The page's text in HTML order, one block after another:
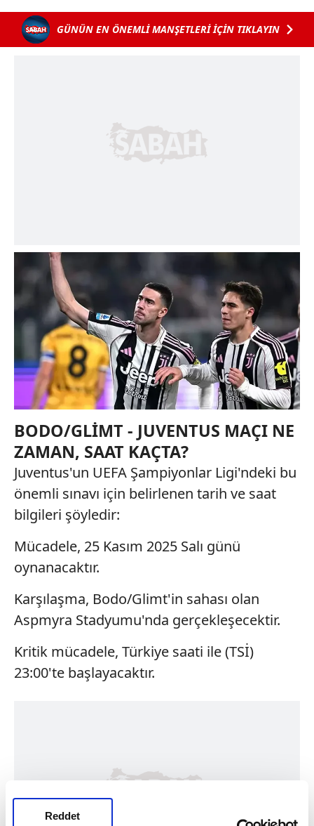
Reddet
GÜNÜN EN ÖNEMLİ MANŞETLERİ İÇİN TIKLAYIN
BODO/GLİMT - JUVENTUS MAÇI NE
ZAMAN, SAAT KAÇTA?
Juventus'un UEFA Şampiyonlar Ligi'ndeki bu
önemli sınavı için belirlenen tarih ve saat
bilgileri şöyledir:
Mücadele, 25 Kasım 2025 Salı günü
oynanacaktır.
Karşılaşma, Bodo/Glimt'in sahası olan
Aspmyra Stadyumu'nda gerçekleşecektir.
Kritik mücadele, Türkiye saati ile (TSİ)
23:00'te başlayacaktır.